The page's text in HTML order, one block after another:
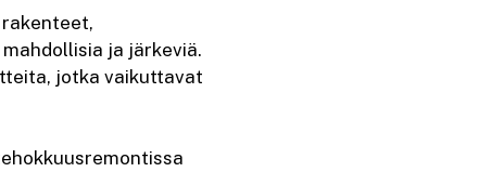
rakenteet,
ja järkeviä.
jotka vaikuttavat